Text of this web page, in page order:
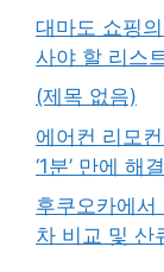
대마도 쇼핑
사야 할 리스
(제목 없음)
에어컨 리모
‘1분’ 만에 해
후쿠오카에
차 비교 및 산